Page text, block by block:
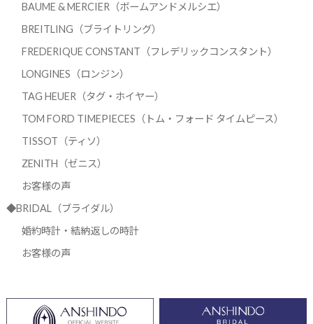
BAUME & MERCIER（ボームアンドメルシエ）
BREITLING（ブライトリング）
FREDERIQUE CONSTANT（フレデリックコンスタント）
LONGINES（ロンジン）
TAG HEUER（タグ・ホイヤー）
TOM FORD TIMEPIECES（トム・フォード タイムピース）
TISSOT（ティソ）
ZENITH（ゼニス）
お客様の声
◆BRIDAL（ブライダル）
婚約時計・結納返しの時計
お客様の声